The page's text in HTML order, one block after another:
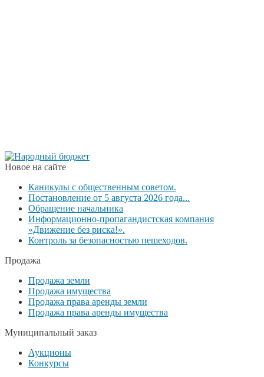
Новое на сайте
Каникулы с общественным советом.
Постановление от 5 августа 2026 года...
Обращение начальника
Информационно-пропагандистская компания
«Движение без риска!».
Контроль за безопасностью пешеходов.
Продажа
Продажа земли
Продажа имущества
Продажа права аренды земли
Продажа права аренды имущества
Муниципальный заказ
Аукционы
Конкурсы